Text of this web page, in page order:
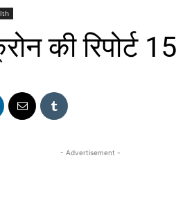
की रिपोर्ट
- Advertisement -